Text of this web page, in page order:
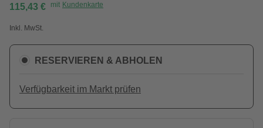
115,43 € mit Kundenkarte
Inkl. MwSt.
RESERVIEREN & ABHOLEN
Verfügbarkeit im Markt prüfen